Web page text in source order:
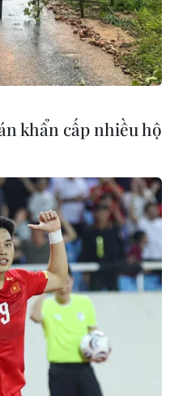
chiến
xe
rộng
khẩn cấp nhiều hộ